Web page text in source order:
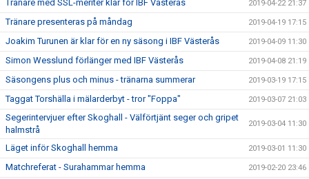
Tränare med SSL-meriter klar för IBF Västerås 2019-04-22 21:37
Tränare presenteras på måndag 2019-04-19 17:15
Joakim Turunen är klar för en ny säsong i IBF Västerås 2019-04-09 11:30
Simon Wesslund förlänger med IBF Västerås 2019-04-08 21:19
Säsongens plus och minus - tränarna summerar 2019-03-19 17:15
Taggat Torshälla i mälarderbyt - tror "Foppa" 2019-03-07 21:03
Segerintervjuer efter Skoghall - Välförtjänt seger och gripet
halmstrå
2019-03-04 11:30
Läget inför Skoghall hemma 2019-03-01 11:30
Matchreferat - Surahammar hemma 2019-02-20 23:46